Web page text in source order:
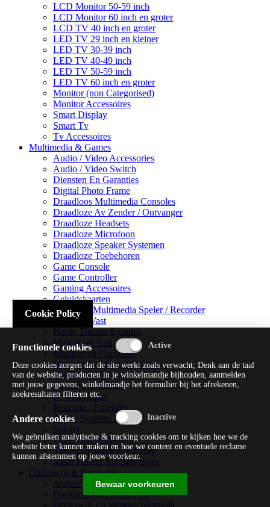
LCD Monitor 50-59 inch
LCD Monitor 60 inch en groter
LCD TV 40 inch en groter
LED TV 29 inch en kleiner
LED TV 30-39 inch
LED TV 40-49 inch
LED TV 50-59 inch
LED TV 60 inch en groter
Monitor (non Categorised)
Monitor Accessoires
Smart Display
Smart Tv
Tv Accessoires
Multimedia & Games
Audio / Video Accessories
Audio / Video Switch
Diensten En Garanties
Digital Photo Frame
Draadloos Multimedia Consoles
Draadloze Av Zender / Ontvanger
Draadloze Headsets
Draadloze Microfoon
Draadloze Speaker Systemen
Draadloze Toebehoren
Game Console
Game Controller
Gaming Accessoires
Geluidskaarten
Handheld Multimedia Speler / Recorder
Headsets Vast
Home Theater Systems
Microfoon Vast
Multimedia Consoles
Multimedia Mixer / Versterker
Multimedia Productie
Optical Disk Drive
Pc Videokaart
Repeater / Extender
Sound Systems Hi-fi
Splitter
Tuners En Recorders
Vaste Luidsprekersystemen
Vaste Zender En Ontvanger
Onderwijs & Recreatie
Andere Beveiligingssoftware
Boekhouding / Financiën
Cookie Policy
Functionele cookies
Deze cookies zorgen dat de site werkt zoals verwacht; Denk aan de taal
van de website, producten in je winkelmandje bijhouden, aanmelden
met jouw gegevens, winkelmandje het formulier bij het afrekenen,
zoekresultaten filteren etc.
Andere cookies
We gebruiken analytische & tracking cookies om te kijken hoe we de
website beter kunnen maken en hoe we content en eventuele reclame
kunnen afstemmen op jouw voorkeur.
Bewaar voorkeuren